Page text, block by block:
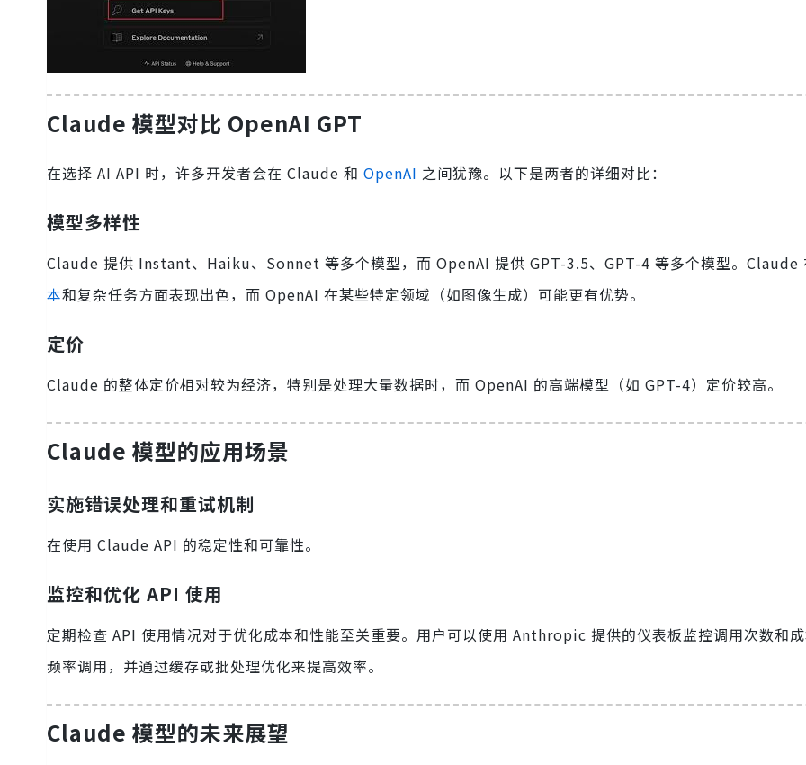
Claude 模型对比 OpenAI GPT
在选择 AI API 时，许多开发者会在 Claude 和 OpenAI 之间犹豫。以下是两者的详细对比：
模型多样性
Claude 提供 Instant、Haiku、Sonnet 等多个模型，而 OpenAI 提供 GPT-3.5、GPT-4 等多个模型。Claude
本和复杂任务方面表现出色，而 OpenAI 在某些特定领域（如图像生成）可能更有优势。
定价
Claude 的整体定价相对较为经济，特别是处理大量数据时，而 OpenAI 的高端模型（如 GPT-4）定价较高。
Claude 模型的应用场景
实施错误处理和重试机制
在使用 Claude API 的稳定性和可靠性。
监控和优化 API 使用
定期检查 API 使用情况对于优化成本和性能至关重要。用户可以使用 Anthropic 提供的仪表板监控调用次数和
频率调用，并通过缓存或批处理优化来提高效率。
Claude 模型的未来展望